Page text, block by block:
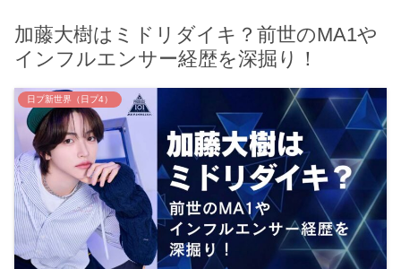
加藤大樹はミドリダイキ？前世のMA1や
インフルエンサー経歴を深掘り！
日プ新世界（日プ4）